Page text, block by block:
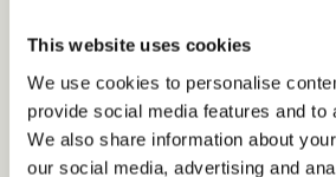
This website uses cookies
We use cookies to personalise
provide social media features and to
We also share information about
our social media, advertising and
den Widerruf dieses Vertrages
Sie die Waren vor Ablauf der Frist von
absenden. Alle unsere Sendungen
Adressaufkleber, den Sie bei der
verwenden. Für die Rücksendung